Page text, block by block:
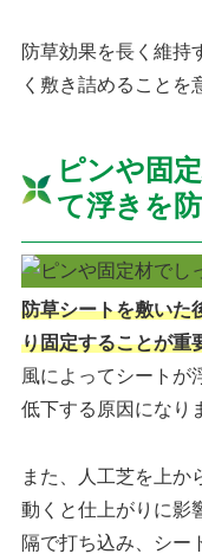
防草効果を長く維持
く敷き詰めることを
ピンや固
て浮きを
防草シートを敷いた
り固定することが重
風によってシートが
低下する原因になり
また、人工芝を上か
動くと仕上がりに影
隔で打ち込み、シー